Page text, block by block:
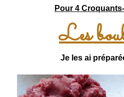
Pour 4
Les
Je les ai